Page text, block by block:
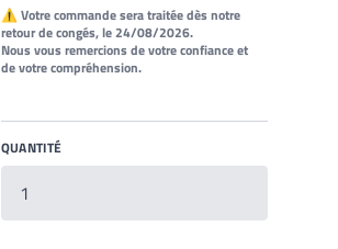
⚠ Votre commande sera traitée dès notre
retour de congés, le 24/08/2026.
Nous vous remercions de votre confiance et
de votre compréhension.
QUANTITÉ